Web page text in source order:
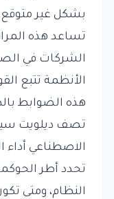
بشكل غير
تساعد هذه
الشركات في
الأنظمة تتبع
هذه الضوابط
تصف ديلويت
الاصطناعي
تحدد أطر
النظام، ومتى